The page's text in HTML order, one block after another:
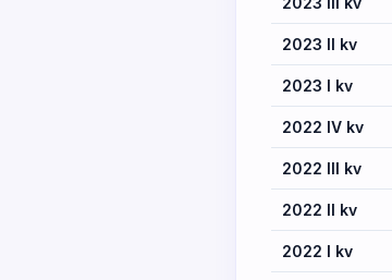
2023 II kv
2023 I kv
2022 IV kv
2022 III kv
2022 II kv
2022 I kv